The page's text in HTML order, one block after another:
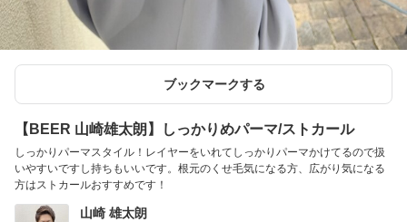
ブックマークする
【BEER 山崎雄太朗】しっかりめパーマ/ストカール
しっかりパーマスタイル！レイヤーをいれてしっかりパーマかけてるので扱
いやすいですし持ちもいいです。根元のくせ毛気になる方、広がり気になる
方はストカールおすすめです！
山崎 雄太朗